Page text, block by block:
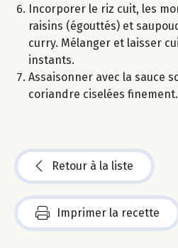
Incorporer le riz cuit, les
raisins (égouttés) et
curry. Mélanger et laisser
instants.
Assaisonner avec la sauce
coriandre ciselées
Retour à la liste
Imprimer la recette